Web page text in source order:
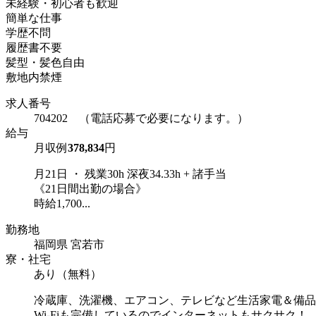
未経験・初心者も歓迎
簡単な仕事
学歴不問
履歴書不要
髪型・髪色自由
敷地内禁煙
求人番号
704202 （電話応募で必要になります。）
給与
月収例 378,834円
月21日 ・ 残業30h 深夜34.33h + 諸手当
《21日間出勤の場合》
時給1,700...
勤務地
福岡県 宮若市
寮・社宅
あり（無料）
冷蔵庫、洗濯機、エアコン、テレビなど生活家電＆備